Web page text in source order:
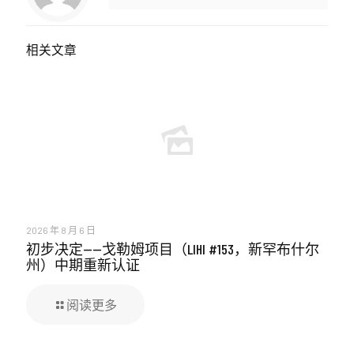
相关文章
2026 年 8 月 6 日
初步决定——戈勒姆项目（LIHI #153，新罕布什尔
州）中期重新认证
阅读更多